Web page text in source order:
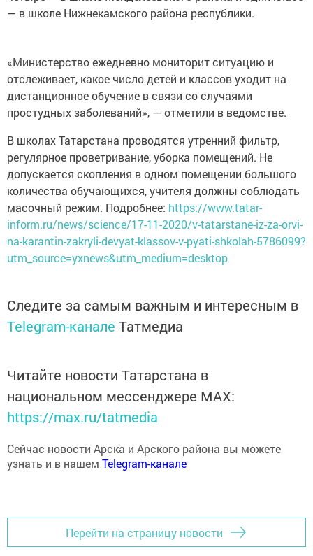
— в школе Нижнекамского района республики.
«Министерство ежедневно мониторит ситуацию и
отслеживает, какое число детей и классов уходит на
дистанционное обучение в связи со случаями
простудных заболеваний», — отметили в ведомстве.
В школах Татарстана проводятся утренний фильтр,
регулярное проветривание, уборка помещений. Не
допускается скопления в одном помещении большого
количества обучающихся, учителя должны соблюдать
масочный режим. Подробнее: https://www.tatar-
inform.ru/news/science/17-11-2020/v-tatarstane-iz-za-orvi-
na-karantin-zakryli-devyat-klassov-v-pyati-shkolah-5786099?
utm_source=yxnews&utm_medium=desktop
Следите за самым важным и интересным в
Telegram-канале Татмедиа
Читайте новости Татарстана в
национальном мессенджере MАХ:
https://max.ru/tatmedia
Сейчас новости Арска и Арского района вы можете
узнать и в нашемTelegram-канале
Перейти на страницу новости